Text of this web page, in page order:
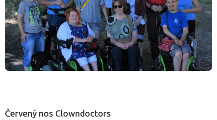
Červený nos Clowndoctors